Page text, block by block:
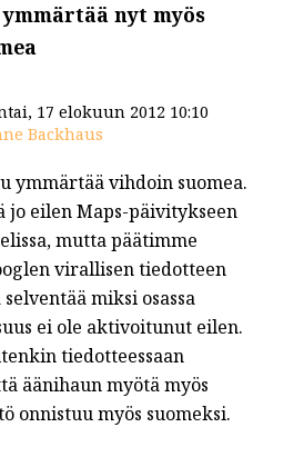
nyt myös
17 elokuun 2012 10:10
Backhaus
ymmärtää vihdoin suomea.
jo eilen Maps-päivitykseen
mutta päätimme
virallisen tiedotteen
miksi osassa
ei ole aktivoitunut eilen.
tiedotteessaan
äänihaun myötä myös
onnistuu myös suomeksi.